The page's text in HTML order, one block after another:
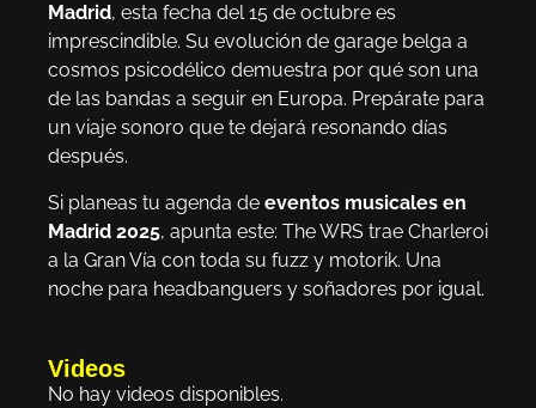
Madrid, esta fecha del 15 de octubre es
imprescindible. Su evolución de garage belga a
cosmos psicodélico demuestra por qué son una
de las bandas a seguir en Europa. Prepárate para
un viaje sonoro que te dejará resonando días
después.
Si planeas tu agenda de eventos musicales en
Madrid 2025, apunta este: The WRS trae Charleroi
a la Gran Vía con toda su fuzz y motorik. Una
noche para headbanguers y soñadores por igual.
Videos
No hay videos disponibles.